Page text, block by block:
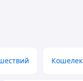
Кошелек